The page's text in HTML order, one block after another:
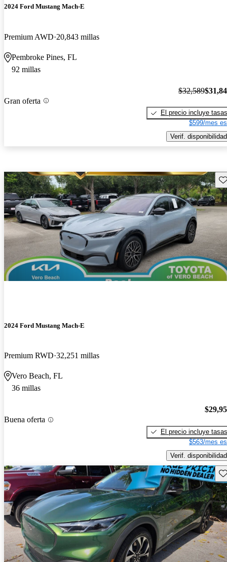
2024 Ford Mustang Mach-E
Premium AWD 20,843 millas
Pembroke Pines, FL
92 millas
Gran oferta
$32,589
El precio incluye tasas
$599/mes
Verif. disponibilidad
2024 Ford Mustang Mach-E
Premium RWD 32,251 millas
Vero Beach, FL
36 millas
Buena oferta
El precio incluye tasas
$563/mes
Verif. disponibilidad